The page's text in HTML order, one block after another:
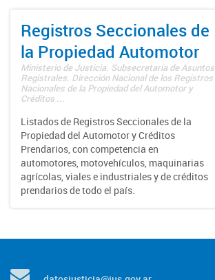
Registros Seccionales de
la Propiedad Automotor
Ministerio de Justicia. Subsecretaría de Asuntos
Registrales. Dirección Nacional de los Registros
Nacionales de la Propiedad del Automotor y
Créditos ...
Listados de Registros Seccionales de la
Propiedad del Automotor y Créditos
Prendarios, con competencia en
automotores, motovehículos, maquinarias
agrícolas, viales e industriales y de créditos
prendarios de todo el país.